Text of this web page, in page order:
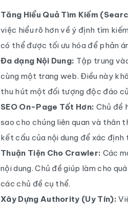
Tăng Hiểu Quả Tìm Kiếm
việc hiểu rõ hơn về ý định tìm
có thể được tối ưu hóa để phản
Đa dạng Nội Dung: Tập trung
cùng một trang web. Điều này
thu hút một đối tượng độc đáo
SEO On-Page Tốt Hơn: Chủ đề
sao cho chúng liên quan và thân
kết cấu của nội dung để xác định
Thuận Tiện Cho Crawler: Các
nội dung. Chủ đề giúp làm cho
các chủ đề cụ thể.
Xây Dựng Authority (Uy Tín):